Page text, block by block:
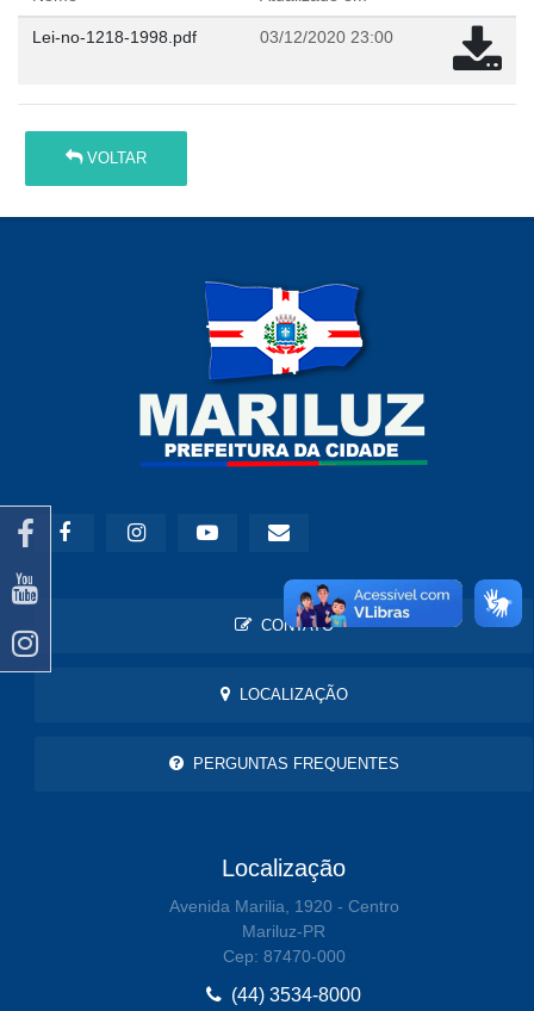
Lei-no-1218-1998.pdf 03/12/2020 23:00
VOLTAR
CONTATO
LOCALIZAÇÃO
PERGUNTAS FREQUENTES
Localização
Avenida Marilia, 1920 - Centro
Mariluz-PR
Cep: 87470-000
(44) 3534-8000